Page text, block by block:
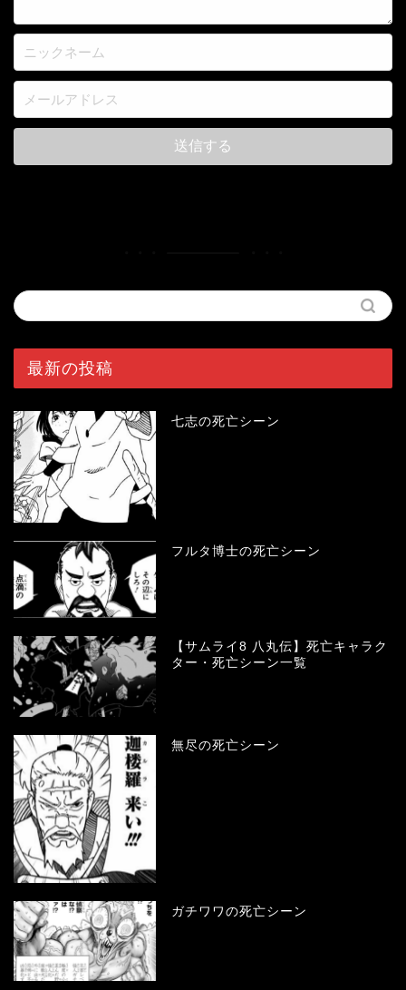
最新の投稿
七志の死亡シーン
フルタ博士の死亡シーン
【サムライ8 八丸伝】死亡キャラク
ター・死亡シーン一覧
無尽の死亡シーン
ガチワワの死亡シーン